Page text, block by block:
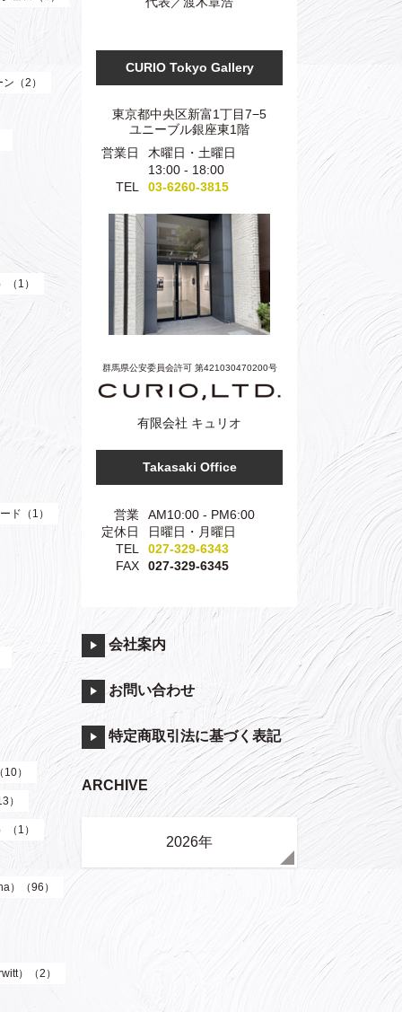
（2）
1）
ド（1）
）
）
1）
）（96）
）（2）
CURIO Tokyo Gallery
東京都中央区新富1丁目7−5
ユニーブル銀座東1階
営業日
木曜日・土曜日
13:00 - 18:00
TEL
03-6260-3815
群馬県公安委員会許可 第421030470200号
有限会社 キュリオ
Takasaki Office
営業
AM10:00 - PM6:00
定休日
日曜日・月曜日
TEL
027-329-6343
FAX
027-329-6345
会社案内
お問い合わせ
特定商取引法に基づく表記
ARCHIVE
2026年